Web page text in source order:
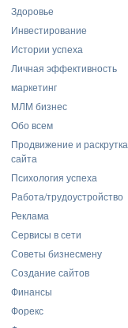
Здоровье
Инвестирование
Истории успеха
Личная эффективность
маркетинг
МЛМ бизнес
Обо всем
Продвижение и раскрутка
сайта
Психология успеха
Работа/трудоустройство
Реклама
Сервисы в сети
Советы бизнесмену
Создание сайтов
Финансы
Форекс